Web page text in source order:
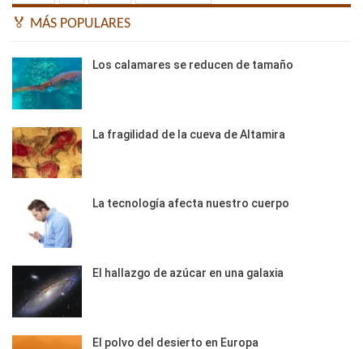
🏅 MÁS POPULARES
Los calamares se reducen de tamaño
La fragilidad de la cueva de Altamira
La tecnología afecta nuestro cuerpo
El hallazgo de azúcar en una galaxia
El polvo del desierto en Europa